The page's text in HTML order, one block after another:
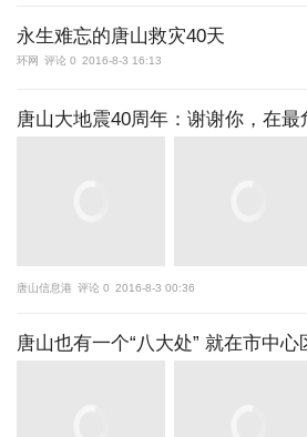
永生难忘的唐山救灾40天
环网 评论 0 2016-8-3 16:13
唐山大地震40周年：谢谢你，在
唐山信息港 评论 0 2016-8-3 00:36
唐山也有一个“八大处” 就在市中心